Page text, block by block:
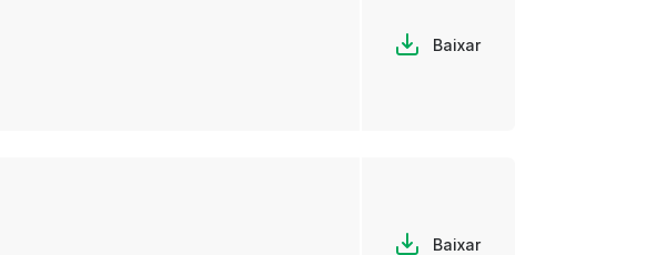
Baixar
Baixar